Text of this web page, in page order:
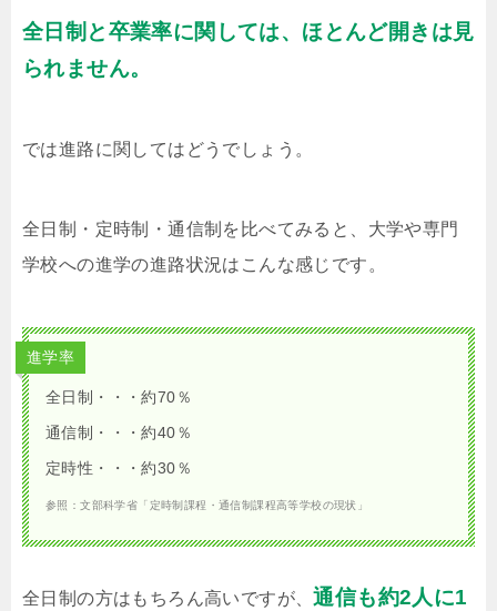
全日制と卒業率に関しては、ほとんど開きは見
られません。
では進路に関してはどうでしょう。
全日制・定時制・通信制を比べてみると、大学や専門
学校への進学の進路状況はこんな感じです。
進学率
全日制・・・約70％
通信制・・・約40％
定時性・・・約30％
参照：文部科学省「定時制課程・通信制課程高等学校の現状」
全日制の方はもちろん高いですが、通信も約2人に1